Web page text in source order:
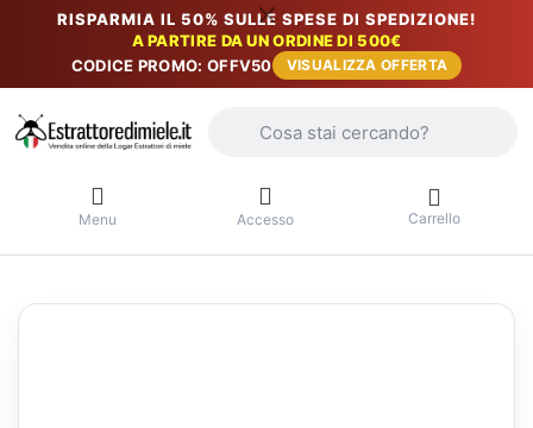
RISPARMIA IL 50% SULLE SPESE DI SPEDIZIONE!
A PARTIRE DA UN ORDINE DI 500€
CODICE PROMO: OFFV50
VISUALIZZA OFFERTA
Menu Accesso Carrello